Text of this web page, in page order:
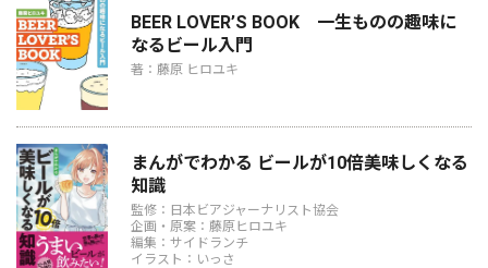
BEER LOVER’S BOOK 一生ものの趣味に
なるビール入門
著：藤原 ヒロユキ
まんがでわかる ビールが10倍美味しくなる
知識
監修：日本ビアジャーナリスト協会
企画・原案：藤原ヒロユキ
編集：サイドランチ
イラスト：いっさ